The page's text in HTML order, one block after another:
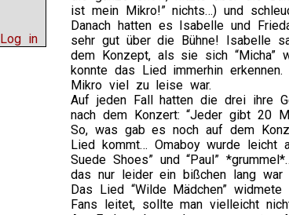
Log in
ist mein Mikro!” nichts…) und
Danach hatten es Isabelle und
sehr gut über die Bühne! Isabelle
dem Konzept, als sie sich “Micha”
konnte das Lied immerhin
Mikro viel zu leise war.
Auf jeden Fall hatten die drei ihre
nach dem Konzert: “Jeder gibt 20
So, was gab es noch auf dem
Lied kommt… Omaboy wurde leicht
Suede Shoes” und “Paul”
das nur leider ein bißchen lang war
Das Lied “Wilde Mädchen”
Fans leitet, sollte man vielleicht